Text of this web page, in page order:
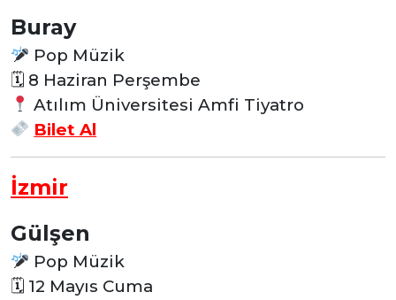
Buray
Pop Müzik
🗓 8 Haziran Perşembe
Atılım Üniversitesi Amfi Tiyatro
Bilet Al
İzmir
Gülşen
Pop Müzik
🗓 12 Mayıs Cuma